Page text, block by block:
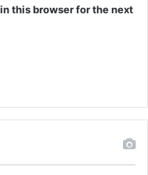
this browser for the next